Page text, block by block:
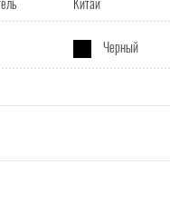
Черный